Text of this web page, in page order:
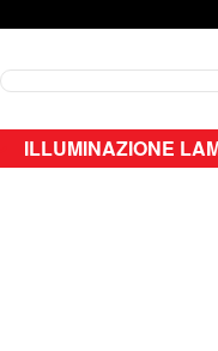
Search
ILLUMINAZIONE